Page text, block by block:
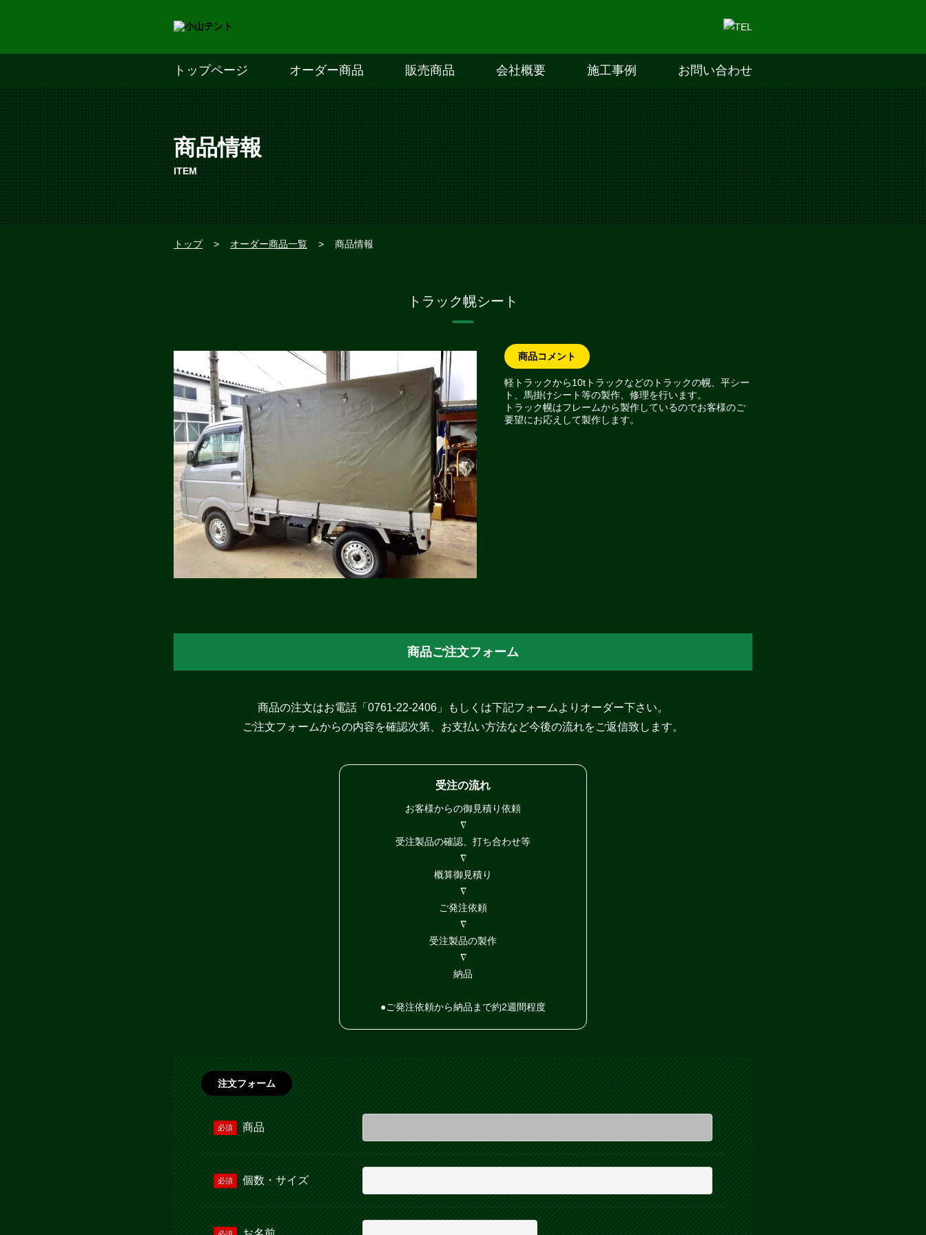
トップページ オーダー商品 販売商品 会社概要 施工事例 お問い合わせ
商品情報
ITEM
トップ > オーダー商品一覧 > 商品情報
トラック幌シート
商品コメント
軽トラックから10tトラックなどのトラックの幌、平シー
ト、馬掛けシート等の製作、修理を行います。
トラック幌はフレームから製作しているのでお客様のご
要望にお応えして製作します。
商品ご注文フォーム
商品の注文はお電話「0761-22-2406」もしくは下記フォームよりオーダー下さい。
ご注文フォームからの内容を確認次第、お支払い方法など今後の流れをご返信致します。
受注の流れ
お客様からの御見積り依頼
∇
受注製品の確認、打ち合わせ等
∇
概算御見積り
∇
ご発注依頼
∇
受注製品の製作
∇
納品
●ご発注依頼から納品まで約2週間程度
注文フォーム
必須 商品
必須 個数・サイズ